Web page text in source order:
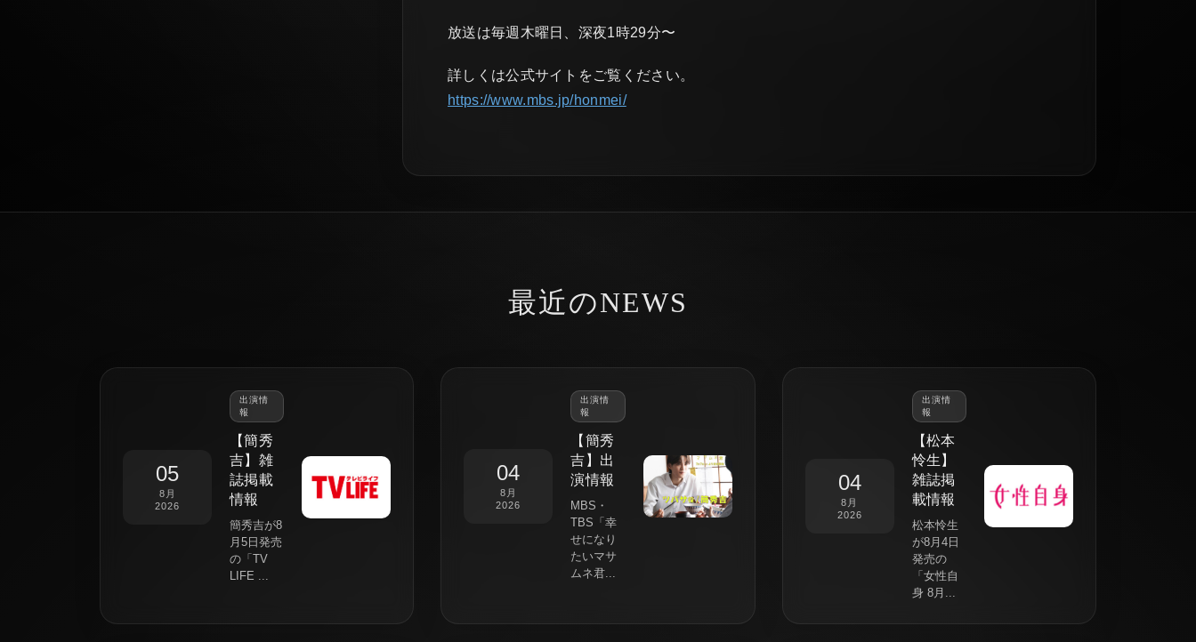
放送は毎週木曜日、深夜1時29分〜
詳しくは公式サイトをご覧ください。
https://www.mbs.jp/honmei/
最近のNEWS
05
8月
2026
出演情
報
【簡秀
吉】雑
誌掲載
情報
簡秀吉が8
月5日発売
の「TV
LIFE ...
04
8月
2026
出演情
報
【簡秀
吉】出
演情報
MBS・
TBS「幸
せになり
たいマサ
ムネ君...
04
8月
2026
出演情
報
【松本
怜生】
雑誌掲
載情報
松本怜生
が8月4日
発売の
「女性自
身 8月...